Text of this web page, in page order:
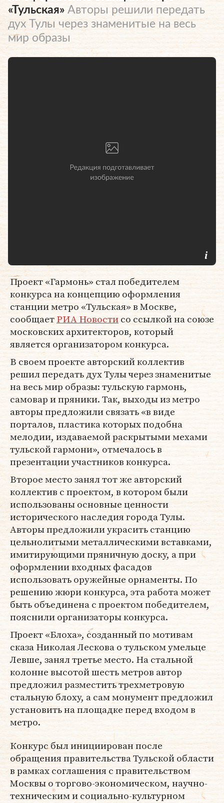
«Тульская» Авторы решили передать
дух Тулы через знаменитые на весь
мир образы
Проект «Гармонь» стал победителем
конкурса на концепцию оформления
станции метро «Тульская» в Москве,
сообщаетРИА Новостисо ссылкой на союзе
московских архитекторов, который
является организатором конкурса.
В своем проекте авторский коллектив
решил передать дух Тулы через знаменитые
на весь мир образы: тульскую гармонь,
самовар и пряники. Так, выходы из метро
авторы предложили связать «в виде
порталов, пластика которых подобна
мелодии, издаваемой раскрытыми мехами
тульской гармони», отмечалось в
презентации участников конкурса.
Второе место занял тот же авторский
коллектив с проектом, в котором были
использованы основные ценности
исторического наследия города Тулы.
Авторы предложили украсить станцию
цельнолитыми металлическими вставками,
имитирующими пряничную доску, а при
оформлении входных фасадов
использовать оружейные орнаменты. По
решению жюри конкурса, эта работа может
быть объединена с проектом победителем,
пояснили организаторы конкурса.
Проект «Блоха», созданный по мотивам
сказа Николая Лескова о тульском умельце
Левше, занял третье место. На стальной
колонне высотой шесть метров автор
предложил разместить трехметровую
стальную блоху, а сам монумент предложил
установить на площадке перед входом в
метро.
Конкурс был инициирован после
обращения правительства Тульской области
в рамках соглашения с правительством
Москвы о торгово-экономическом, научно-
техническим и социально-культурном